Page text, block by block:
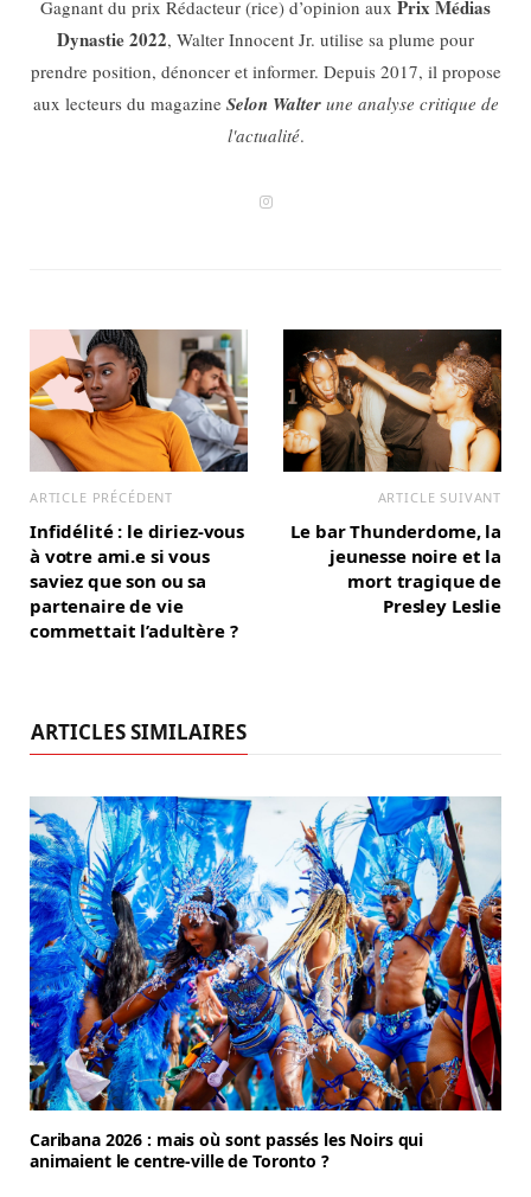
Gagnant du prix Rédacteur (rice) d’opinion aux Prix Médias
Dynastie 2022, Walter Innocent Jr. utilise sa plume pour
prendre position, dénoncer et informer. Depuis 2017, il propose
aux lecteurs du magazine Selon Walterune analyse critique de
l'actualité.
I
ARTICLE PRÉCÉDENT
Infidélité : le diriez-vous
à votre ami.e si vous
saviez que son ou sa
partenaire de vie
commettait l’adultère ?
ARTICLE SUIVANT
Le bar Thunderdome, la
jeunesse noire et la
mort tragique de
Presley Leslie
ARTICLES SIMILAIRES
Caribana 2026 : mais où sont passés les Noirs qui
animaient le centre-ville de Toronto ?